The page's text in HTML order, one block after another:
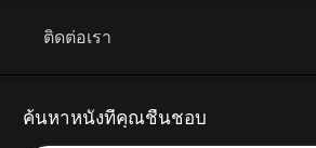
ติดต่อเรา
ค้นหาหนังที่คุณชื่นชอบ